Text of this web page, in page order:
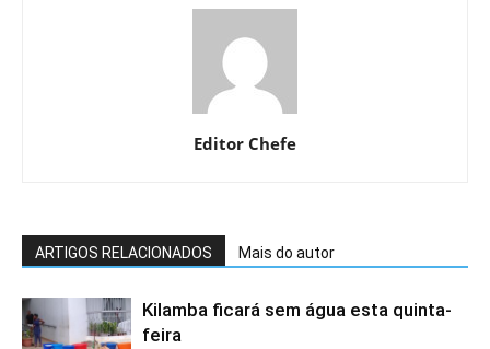
Editor Chefe
ARTIGOS RELACIONADOS Mais do autor
Kilamba ficará sem água esta quinta-
feira